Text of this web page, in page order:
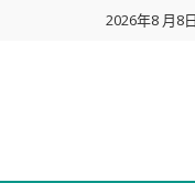
2026年8 月8